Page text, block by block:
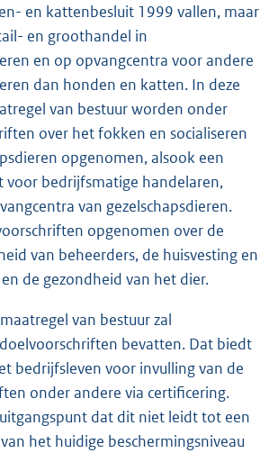
en kattenbesluit 1999 vallen, maar
en groothandel in
en op opvangcentra voor andere
dan honden en katten. In deze
van bestuur worden onder
over het fokken en socialiseren
opgenomen, alsook een
voor bedrijfsmatige handelaren,
van gezelschapsdieren.
opgenomen over de
van beheerders, de huisvesting en
de gezondheid van het dier.
van bestuur zal
bevatten. Dat biedt
bedrijfsleven voor invulling van de
onder andere via certificering.
dat dit niet leidt tot een
het huidige beschermingsniveau